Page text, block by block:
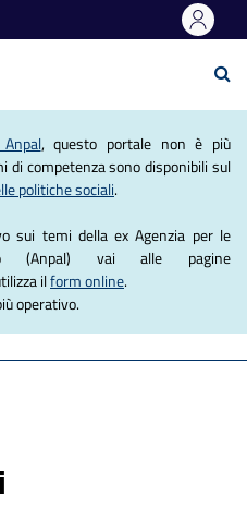
, questo portale non è più
di competenza sono disponibili sul
politiche sociali.
sui temi della ex Agenzia per le
(Anpal) vai alle pagine
ilform online.
operativo.